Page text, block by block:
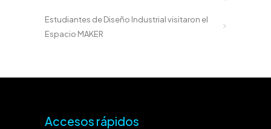
Estudiantes de Diseño Industrial visitaron el
Espacio MAKER
Accesos rápidos